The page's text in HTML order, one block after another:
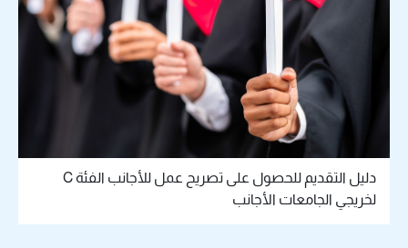
دليل التقديم للحصول على تصريح عمل للأجانب الفئة C
لخريجي الجامعات الأجانب